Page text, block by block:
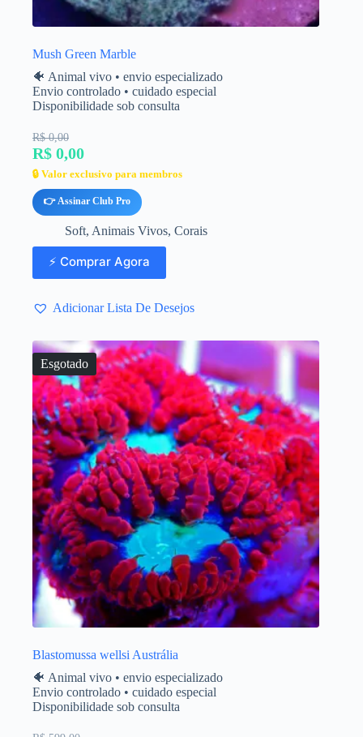
Mush Green Marble
🐠 Animal vivo • envio especializado
Envio controlado • cuidado especial
Disponibilidade sob consulta
R$ 0,00
R$ 0,00
🔒 Valor exclusivo para membros
👉 Assinar Club Pro
Soft, Animais Vivos, Corais
⚡ Comprar Agora
Adicionar Lista De Desejos
Esgotado
Blastomussa wellsi Austrália
🐠 Animal vivo • envio especializado
Envio controlado • cuidado especial
Disponibilidade sob consulta